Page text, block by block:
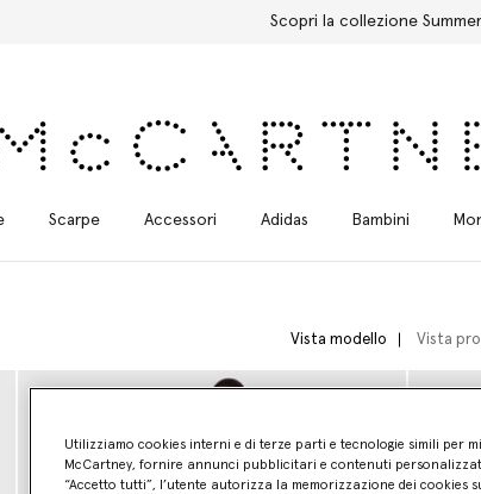
Spedizione Express gratuita per
Scarpe Accessori Adidas Bambini
Vista modello Vista
Utilizziamo cookies interni e di terze parti e tecnologie simili per
McCartney, fornire annunci pubblicitari e contenuti
“Accetto tutti”, l’utente autorizza la memorizzazione dei cookies